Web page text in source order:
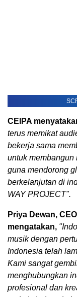
CEIPA
terus memikat
bekerja sama
untuk membangun
guna mendorong
berkelanjutan di
WAY PROJECT".
Priya Dewan,
mengatakan,
musik dengan
Indonesia telah
Kami sangat
menghubungkan
profesional dan